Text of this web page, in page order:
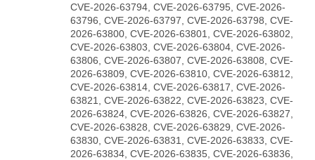
CVE-2026-63794, CVE-2026-63795, CVE-2026-
63796, CVE-2026-63797, CVE-2026-63798, CVE-
2026-63800, CVE-2026-63801, CVE-2026-63802,
CVE-2026-63803, CVE-2026-63804, CVE-2026-
63806, CVE-2026-63807, CVE-2026-63808, CVE-
2026-63809, CVE-2026-63810, CVE-2026-63812,
CVE-2026-63814, CVE-2026-63817, CVE-2026-
63821, CVE-2026-63822, CVE-2026-63823, CVE-
2026-63824, CVE-2026-63826, CVE-2026-63827,
CVE-2026-63828, CVE-2026-63829, CVE-2026-
63830, CVE-2026-63831, CVE-2026-63833, CVE-
2026-63834, CVE-2026-63835, CVE-2026-63836,